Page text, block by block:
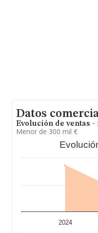
Datos
Evolución de ventas
Menor de 300 mil €
2024